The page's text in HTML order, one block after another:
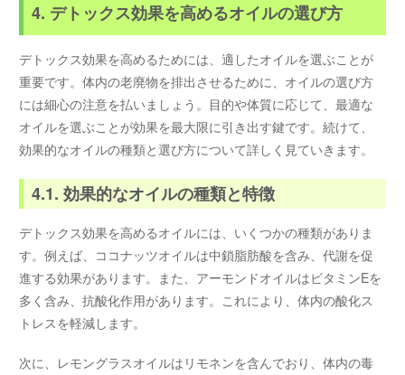
4. デトックス効果を高めるオイルの選び方
デトックス効果を高めるためには、適したオイルを選ぶことが
重要です。体内の老廃物を排出させるために、オイルの選び方
には細心の注意を払いましょう。目的や体質に応じて、最適な
オイルを選ぶことが効果を最大限に引き出す鍵です。続けて、
効果的なオイルの種類と選び方について詳しく見ていきます。
4.1. 効果的なオイルの種類と特徴
デトックス効果を高めるオイルには、いくつかの種類がありま
す。例えば、ココナッツオイルは中鎖脂肪酸を含み、代謝を促
進する効果があります。また、アーモンドオイルはビタミンEを
多く含み、抗酸化作用があります。これにより、体内の酸化ス
トレスを軽減します。
次に、レモングラスオイルはリモネンを含んでおり、体内の毒